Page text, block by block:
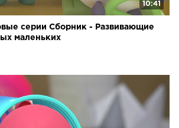
10:41
серии Сборник - Развивающие
маленьких